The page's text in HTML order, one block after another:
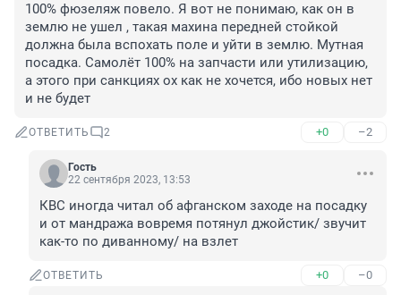
100% фюзеляж повело. Я вот не понимаю, как он в
землю не ушел , такая махина передней стойкой
должна была вспохать поле и уйти в землю. Мутная
посадка. Самолёт 100% на запчасти или утилизацию,
а этого при санкциях ох как не хочется, ибо новых нет
и не будет
ОТВЕТИТЬ 2 +0 –2
Гость
22 сентября 2023, 13:53
КВС иногда читал об афганском заходе на посадку
и от мандража вовремя потянул джойстик/ звучит
как-то по диванному/ на взлет
ОТВЕТИТЬ +0 –0